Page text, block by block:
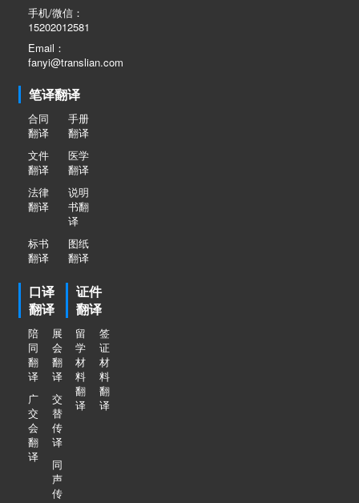
手机/微信：
15202012581
Email：
fanyi@translian.com
笔译翻译
合同
翻译
手册
翻译
文件
翻译
医学
翻译
法律
翻译
说明
书翻
译
标书
翻译
图纸
翻译
口译
翻译
陪
同
翻
译
展
会
翻
译
广
交
会
翻
译
交
替
传
译
同
声
传
证件
翻译
留
学
材
料
翻
译
签
证
材
料
翻
译